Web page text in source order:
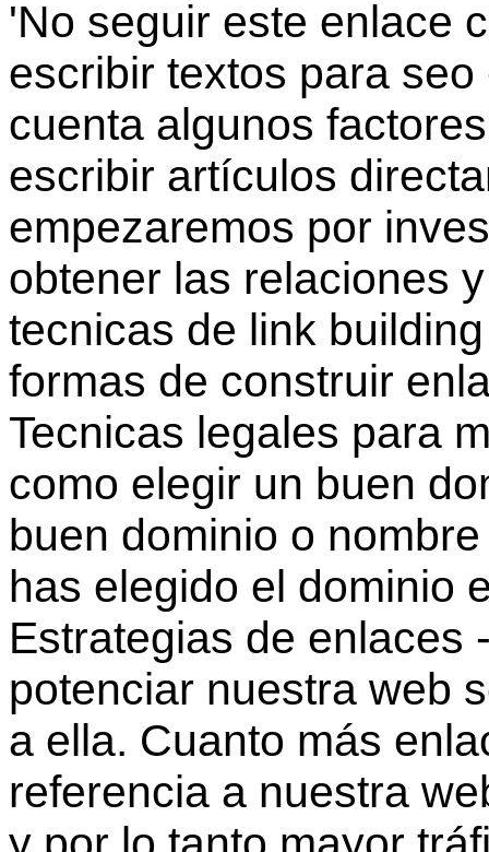
'No seguir este enlace
escribir textos para
cuenta algunos
escribir artículos
empezaremos por
obtener las relaciones
tecnicas de link
formas de construir
Tecnicas legales para
como elegir un buen
buen dominio o
has elegido el dominio
Estrategias de enlaces
potenciar nuestra web
a ella. Cuanto más
referencia a nuestra